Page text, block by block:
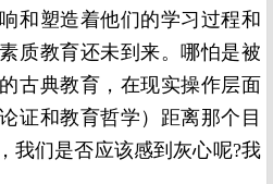
和塑造着他们的学习过程和
质教育还未到来。哪怕是被
古典教育，在现实操作层面
证和教育哲学）距离那个目
我们是否应该感到灰心呢?我